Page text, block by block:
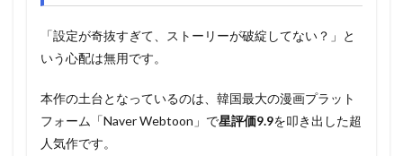
「設定が奇抜すぎて、ストーリーが破綻してない？」と
いう心配は無用です。
本作の土台となっているのは、韓国最大の漫画プラット
フォーム「Naver Webtoon」で星評価9.9を叩き出した超
人気作です。